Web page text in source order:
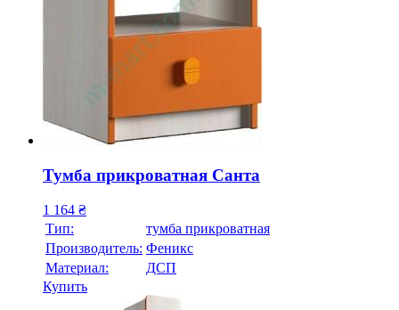
Тумба прикроватная Санта
1 164 ₴
Тип:
тумба прикроватная
Производитель: Феникс
Материал:
ДСП
Купить